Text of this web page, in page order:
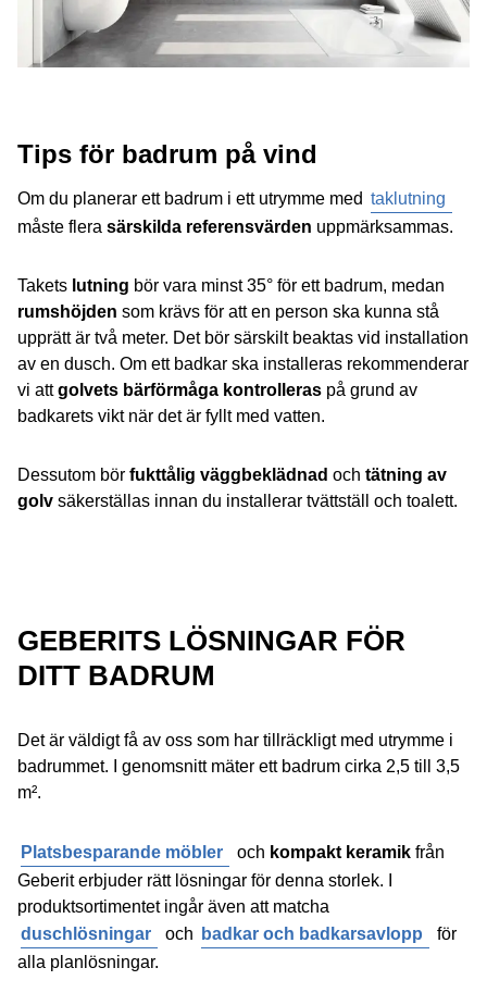
Tips för badrum på vind
Om du planerar ett badrum i ett utrymme med taklutning
måste flera särskilda referensvärden uppmärksammas.
Takets lutning bör vara minst 35° för ett badrum, medan
rumshöjden som krävs för att en person ska kunna stå
upprätt är två meter. Det bör särskilt beaktas vid installation
av en dusch. Om ett badkar ska installeras rekommenderar
vi attgolvets bärförmåga kontrolleras på grund av
badkarets vikt när det är fyllt med vatten.
Dessutom bör fukttålig väggbeklädnad och tätning av
golv säkerställas innan du installerar tvättställ och toalett.
GEBERITS LÖSNINGAR FÖR
DITT BADRUM
Det är väldigt få av oss som har tillräckligt med utrymme i
badrummet. I genomsnitt mäter ett badrum cirka 2,5 till 3,5
m².
Platsbesparande möbler och kompakt keramik från
Geberit erbjuder rätt lösningar för denna storlek. I
produktsortimentet ingår även att matcha
duschlösningar
och badkar och badkarsavlopp
för
alla planlösningar.